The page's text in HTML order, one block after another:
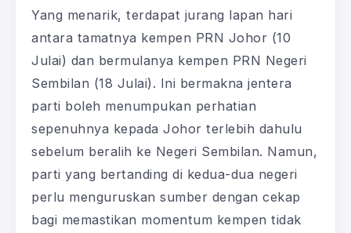
Yang menarik, terdapat jurang lapan hari
antara tamatnya kempen PRN Johor (10
Julai) dan bermulanya kempen PRN Negeri
Sembilan (18 Julai). Ini bermakna jentera
parti boleh menumpukan perhatian
sepenuhnya kepada Johor terlebih dahulu
sebelum beralih ke Negeri Sembilan. Namun,
parti yang bertanding di kedua-dua negeri
perlu menguruskan sumber dengan cekap
bagi memastikan momentum kempen tidak